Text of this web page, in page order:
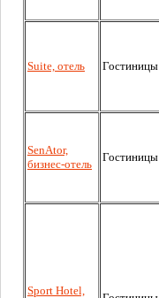
Suite, отель Гостиницы
SenAtor,
бизнес-отель
Гостиницы
Sport Hotel,